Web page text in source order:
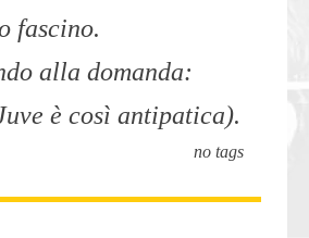
fascino.
alla domanda:
è così antipatica).
no tags